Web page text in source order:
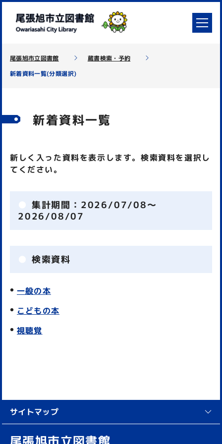
尾張旭市立図書館
蔵書検索・予約
新着資料一覧(分類選択)
新着資料一覧
新しく入った資料を表示します。検索資料を選択し
てください。
集計期間： 2026/07/08～
2026/08/07
検索資料
一般の本
こどもの本
視聴覚
サイトマップ